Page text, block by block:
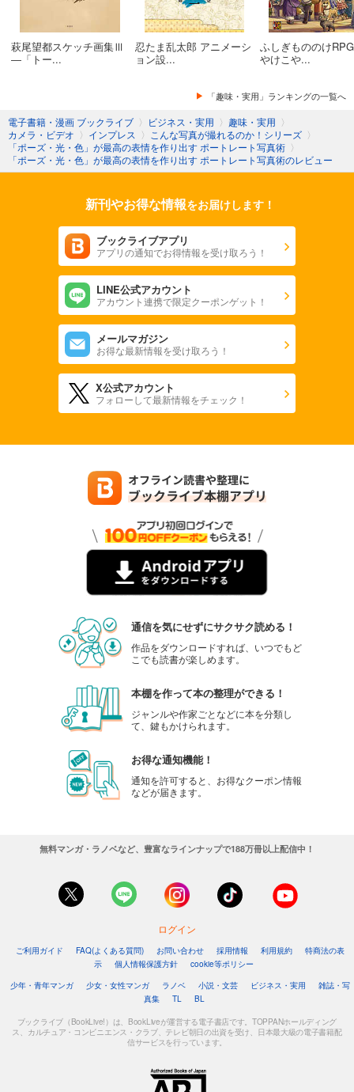
萩尾望都スケッチ画集Ⅲ
―「トー...
忍たま乱太郎 アニメーシ
ョン設...
ふしぎもののけ
やけこや...
「趣味・実用」ランキングの一覧へ
電子書籍・漫画 ブックライブ 〉 ビジネス・実用 〉 趣味・実用 〉
カメラ・ビデオ 〉 インプレス 〉 こんな写真が撮れるのか！シリーズ 〉
「ポーズ・光・色」が最高の表情を作り出す ポートレート写真術 〉
「ポーズ・光・色」が最高の表情を作り出す ポートレート写真術のレビュー
新刊やお得な情報をお届けします！
ブックライブアプリ
アプリの通知でお得情報を受け取ろう！
LINE公式アカウント
アカウント連携で限定クーポンゲット！
メールマガジン
お得な最新情報を受け取ろう！
X公式アカウント
フォローして最新情報をチェック！
通信を気にせずにサクサク読める！
作品をダウンロードすれば、いつでもど
こでも読書が楽しめます。
本棚を作って本の整理ができる！
ジャンルや作家ごとなどに本を分類し
て、鍵もかけられます。
お得な通知機能！
通知を許可すると、お得なクーポン情報
などが届きます。
無料マンガ・ラノベなど、豊富なラインナップで188万冊以上配信中！
ログイン
ご利用ガイド FAQ(よくある質問) お問い合わせ 採用情報 利用規約
特商法の表
示
個人情報保護方針
cookie等ポリシー
少年・青年マンガ
少女・女性マンガ ラノベ 小説・文芸 ビジネス・実用
雑誌・写
真集
TL BL
ブックライブ（BookLive!）は、BookLiveが運営する電子書店です。TOPPANホールディング
ス、カルチュア・コンビニエンス・クラブ、テレビ朝日の出資を受け、日本最大級の電子書籍配
信サービスを行っています。